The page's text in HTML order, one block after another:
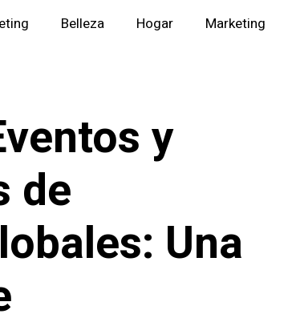
Belleza Hogar Marketing
y
de
Una